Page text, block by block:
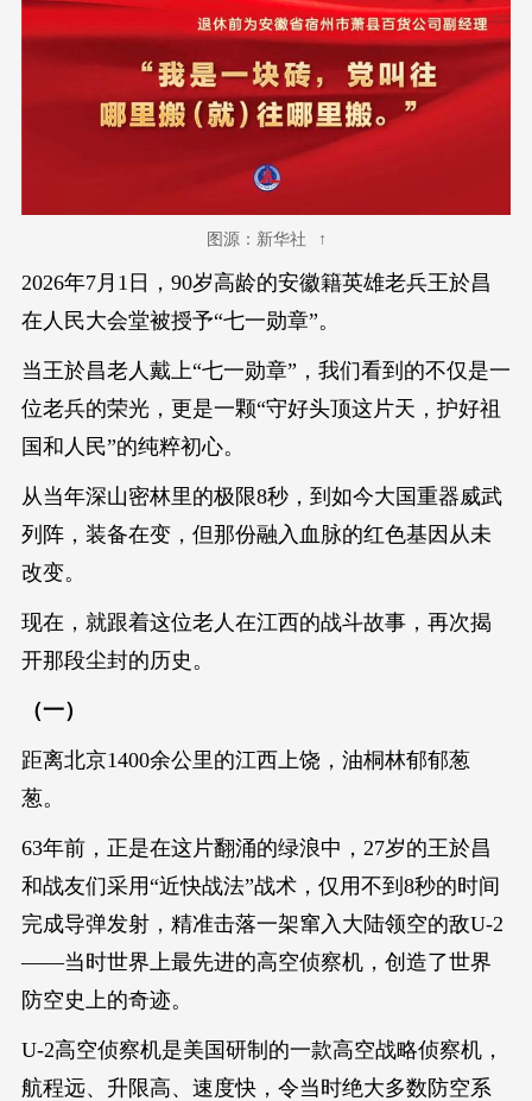
图源：新华社
2026年7月1日，90岁高龄的安徽籍英雄老兵王於昌
在人民大会堂被授予“七一勋章”。
当王於昌老人戴上“七一勋章”，我们看到的不仅是一
位老兵的荣光，更是一颗“守好头顶这片天，护好祖
国和人民”的纯粹初心。
从当年深山密林里的极限8秒，到如今大国重器威武
列阵，装备在变，但那份融入血脉的红色基因从未
改变。
现在，就跟着这位老人在江西的战斗故事，再次揭
开那段尘封的历史。
（一）
距离北京1400余公里的江西上饶，油桐林郁郁葱
葱。
63年前，正是在这片翻涌的绿浪中，27岁的王於昌
和战友们采用“近快战法”战术，仅用不到8秒的时间
完成导弹发射，精准击落一架窜入大陆领空的敌U-2
——当时世界上最先进的高空侦察机，创造了世界
防空史上的奇迹。
U-2高空侦察机是美国研制的一款高空战略侦察机，
航程远、升限高、速度快，令当时绝大多数防空系